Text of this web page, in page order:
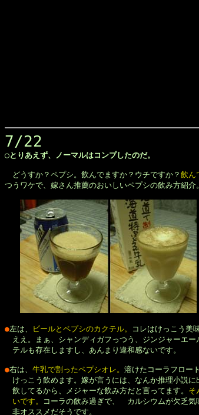
7/22
◯とりあえず、ノーマルはコンプしたのだ。
どうすか？ペプシ。飲んでますか？ウチですか？ 飲ん
つうワケで、嫁さん推薦のおいしいペプシの飲み方紹介。
●左は、 ビールとペプシのカクテル。
コレはけっこう美
ええ。まぁ、シャンディガフっつう、ジンジャーエー
テルも存在しますし、あんまり違和感ないです。
●右は、 牛乳で割ったペプシオレ。 溶けたコーラフロー
けっこう飲めます。嫁が言うには、なんか推理小説に
飲してるから、メジャーな飲み方だと言ってます。 そ
いです。
コーラの飲み過ぎで、　カルシウムが欠乏気
非オススメだそうです。